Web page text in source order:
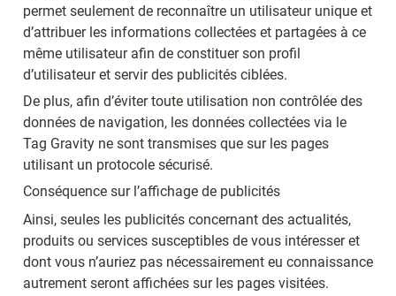
permet seulement de reconnaître un utilisateur unique et
d’attribuer les informations collectées et partagées à ce
même utilisateur afin de constituer son profil
d’utilisateur et servir des publicités ciblées.
De plus, afin d’éviter toute utilisation non contrôlée des
données de navigation, les données collectées via le
Tag Gravity ne sont transmises que sur les pages
utilisant un protocole sécurisé.
Conséquence sur l’affichage de publicités
Ainsi, seules les publicités concernant des actualités,
produits ou services susceptibles de vous intéresser et
dont vous n’auriez pas nécessairement eu connaissance
autrement seront affichées sur les pages visitées.